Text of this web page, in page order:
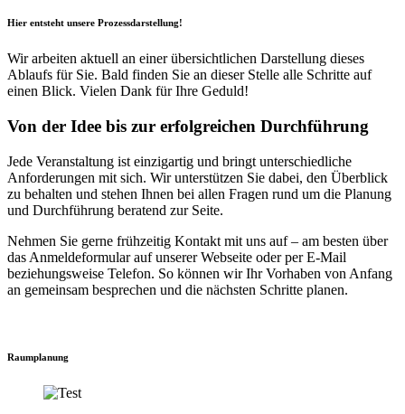
Hier entsteht unsere Prozessdarstellung!
Wir arbeiten aktuell an einer übersichtlichen Darstellung dieses
Ablaufs für Sie. Bald finden Sie an dieser Stelle alle Schritte auf
einen Blick. Vielen Dank für Ihre Geduld!
Von der Idee bis zur erfolgreichen Durchführung
Jede Veranstaltung ist einzigartig und bringt unterschiedliche
Anforderungen mit sich. Wir unterstützen Sie dabei, den Überblick
zu behalten und stehen Ihnen bei allen Fragen rund um die Planung
und Durchführung beratend zur Seite.
Nehmen Sie gerne frühzeitig Kontakt mit uns auf – am besten über
das Anmeldeformular auf unserer Webseite oder per E-Mail
beziehungsweise Telefon. So können wir Ihr Vorhaben von Anfang
an gemeinsam besprechen und die nächsten Schritte planen.
Raumplanung